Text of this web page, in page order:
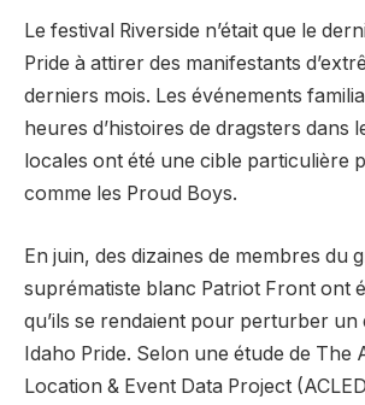
Le festival Riverside n’était que le
Pride à attirer des manifestants
derniers mois. Les événements
heures d’histoires de dragsters dans
locales ont été une cible particulière
comme les Proud Boys.
En juin, des dizaines de membres du
suprématiste blanc Patriot Front ont
qu’ils se rendaient pour perturber un
Idaho Pride. Selon une étude de The
Location & Event Data Project